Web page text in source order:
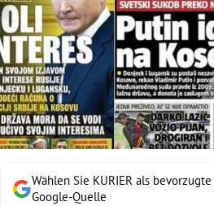
Untermenü
Wählen Sie KURIER als bevorzugte
Google-Quelle